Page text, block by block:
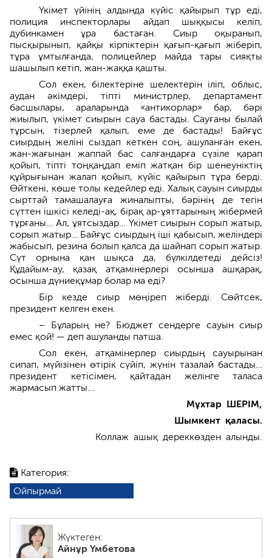
Категория:
Ойпырмай
Жүктеген:
Айнұр Үмбетова
Үкімет үйінің алдында күйіс қайырып тұр еді,
полиция инспекторлары айдап шыққысы келіп,
дубинкамен ұра бастаған. Сиыр оқыранып,
пысқырынып, қайқы кірпіктерін қағып-қағып жіберіп,
тұра ұмтылғанда, полицейлер майда тары сияқты
шашылып кетіп, жан-жаққа қашты.
Сол екен, білектеріне шелектерін іліп, облыс,
аудан әкімдері, тіпті министрлер, департамент
басшылары, араларында «антикорлар» бар, бәрі
жиылып, үкімет сиырын сауа бастады. Сауғаны былай
тұрсын, тізерлей қалып, еме де бастады! Байғұс
сиырдың желіні сыздап кеткен соң, ашуланған екен,
жан-жағынан жаппай бас салғандарға сүзіле қарап
қойып, тіпті тоңқаңдап еміп жатқан бір шенеуніктің
құйрығынан жалап қойып, күйіс қайырып тұра берді.
Өйткені, көше толы кедейлер еді. Халық сауын сиырды
сырттай тамашалауға жиналыпты, бәрінің де тегін
сүттен ішкісі келеді-ақ, бірақ ар-ұяттарының жібермей
тұрғаны… Ал, ұятсыздар… Үкімет сиырын сорып жатыр,
сорып жатыр… Байғұс сиырдың іші қабысып, желіндері
жабысып, резина болып қалса да шайнап сорып жатыр.
Сүт орнына қан шықса да, бүлкілдетеді дейсіз!
Құдайым-ау, қазақ атқамінерлері осынша ашқарақ,
осынша дүниеқұмар болар ма еді?
Бір кезде сиыр мөңіреп жіберді. Сөйтсек,
президент келген екен.
– Бұларың не? Бюджет сендерге сауын сиыр
емес қой! — деп ашуланды патша.
Сол екен, атқамінерлер сиырдың сауырынан
сипап, мүйізінен өтірік сүйіп, жүнін тазалай бастады…
президент кетісімен, қайтадан желінге таласа
жармасып жатты…
Мұхтар ШЕРІМ,
Шымкент қаласы.
Коллаж ашық дереккөзден алынды.